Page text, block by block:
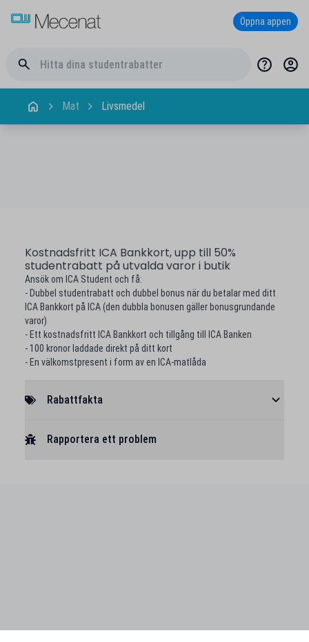
Öppna appen
Mat Livsmedel
Kostnadsfritt ICA Bankkort, upp till 50%
studentrabatt på utvalda varor i butik
Ansök om ICA Student och få:
- Dubbel studentrabatt och dubbel bonus när du betalar med ditt
ICA Bankkort på ICA (den dubbla bonusen gäller bonusgrundande
varor)
- Ett kostnadsfritt ICA Bankkort och tillgång till ICA Banken
- 100 kronor laddade direkt på ditt kort
- En välkomstpresent i form av en ICA-matlåda
Rabattfakta
Rapportera ett problem